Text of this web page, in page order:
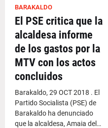
BARAKALDO
El PSE critica que la
alcaldesa informe
de los gastos por la
MTV con los actos
concluidos
Barakaldo, 29 OCT 2018 . El
Partido Socialista (PSE) de
Barakaldo ha denunciado
que la alcaldesa, Amaia del…